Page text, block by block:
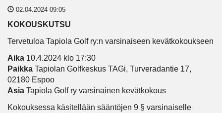
02.04.2024 09:05
KOKOUSKUTSU
Tervetuloa Tapiola Golf ry:n varsinaiseen kevätkokoukseen
Aika 10.4.2024 klo 17:30
Paikka Tapiolan Golfkeskus TAGi, Turveradantie 17,
02180 Espoo
Asia Tapiola Golf ry varsinainen kevätkokous
Kokouksessa käsitellään sääntöjen 9 § varsinaiselle